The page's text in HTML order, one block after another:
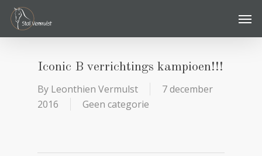
Skip
main
Iconic B verrichtings kampioen!!!
By Leonthien Vermulst
7 december
2016
Geen categorie